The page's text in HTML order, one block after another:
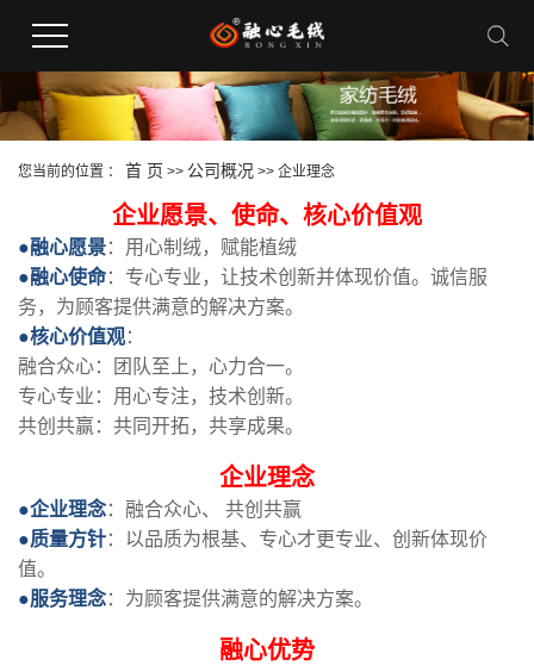
您当前的位置 ： 首 页 >> 公司概况 >> 企业理念
企业愿景、使命、核心价值观
●融心愿景：用心制绒，赋能植绒
●融心使命：专心专业，让技术创新并体现价值。诚信服
务，为顾客提供满意的解决方案。
●核心价值观：
融合众心：团队至上，心力合一。
专心专业：用心专注，技术创新。
共创共赢：共同开拓，共享成果。
企业理念
●企业理念：融合众心、 共创共赢
●质量方针：以品质为根基、专心才更专业、创新体现价
值。
●服务理念：为顾客提供满意的解决方案。
融心优势